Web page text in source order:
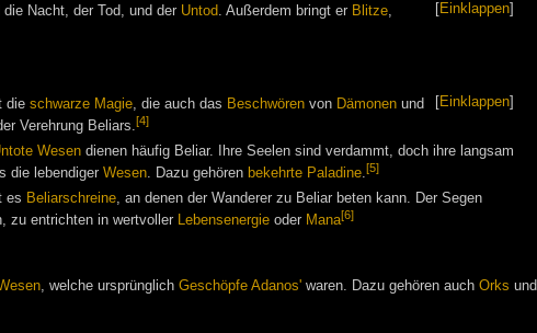
Einklappen]
Nacht, der Tod, und der Untod. Außerdem bringt er Blitze,
[Einklappen]
die schwarze Magie , die auch das Beschwören von Dämonen und
Verehrung Beliars.[4]
Wesen dienen häufig Beliar. Ihre Seelen sind verdammt, doch ihre langsam
die lebendiger Wesen. Dazu gehören bekehrte Paladine.[5]
es Beliarschreine , an denen der Wanderer zu Beliar beten kann. Der Segen
zu entrichten in wertvoller Lebensenergie oder Mana[6]
, welche ursprünglich Geschöpfe Adanos'waren. Dazu gehören auch Orks und